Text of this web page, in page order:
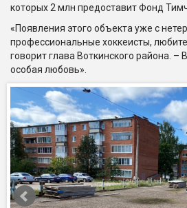
которых 2 млн предоставит Фонд
«Появления этого объекта уже с
профессиональные хоккеисты,
говорит глава Воткинского района. –
особая любовь».